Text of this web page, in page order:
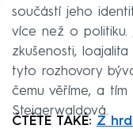
součástí jeho
více než o politiku.
zkušenosti,
tyto rozhovory
čemu věříme, a tím
Steigerwaldová.
ČTĚTE TAKÉ: Z